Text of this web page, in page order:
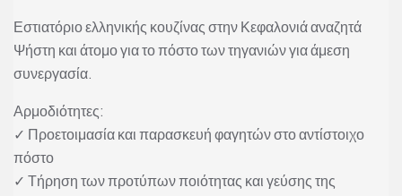
Εστιατόριο ελληνικής κουζίνας στην Κεφαλονιά αναζητά
Ψήστη και άτομο για το πόστο των τηγανιών για άμεση
συνεργασία.
Αρμοδιότητες:
✓ Προετοιμασία και παρασκευή φαγητών στο αντίστοιχο
πόστο
✓ Τήρηση των προτύπων ποιότητας και γεύσης της